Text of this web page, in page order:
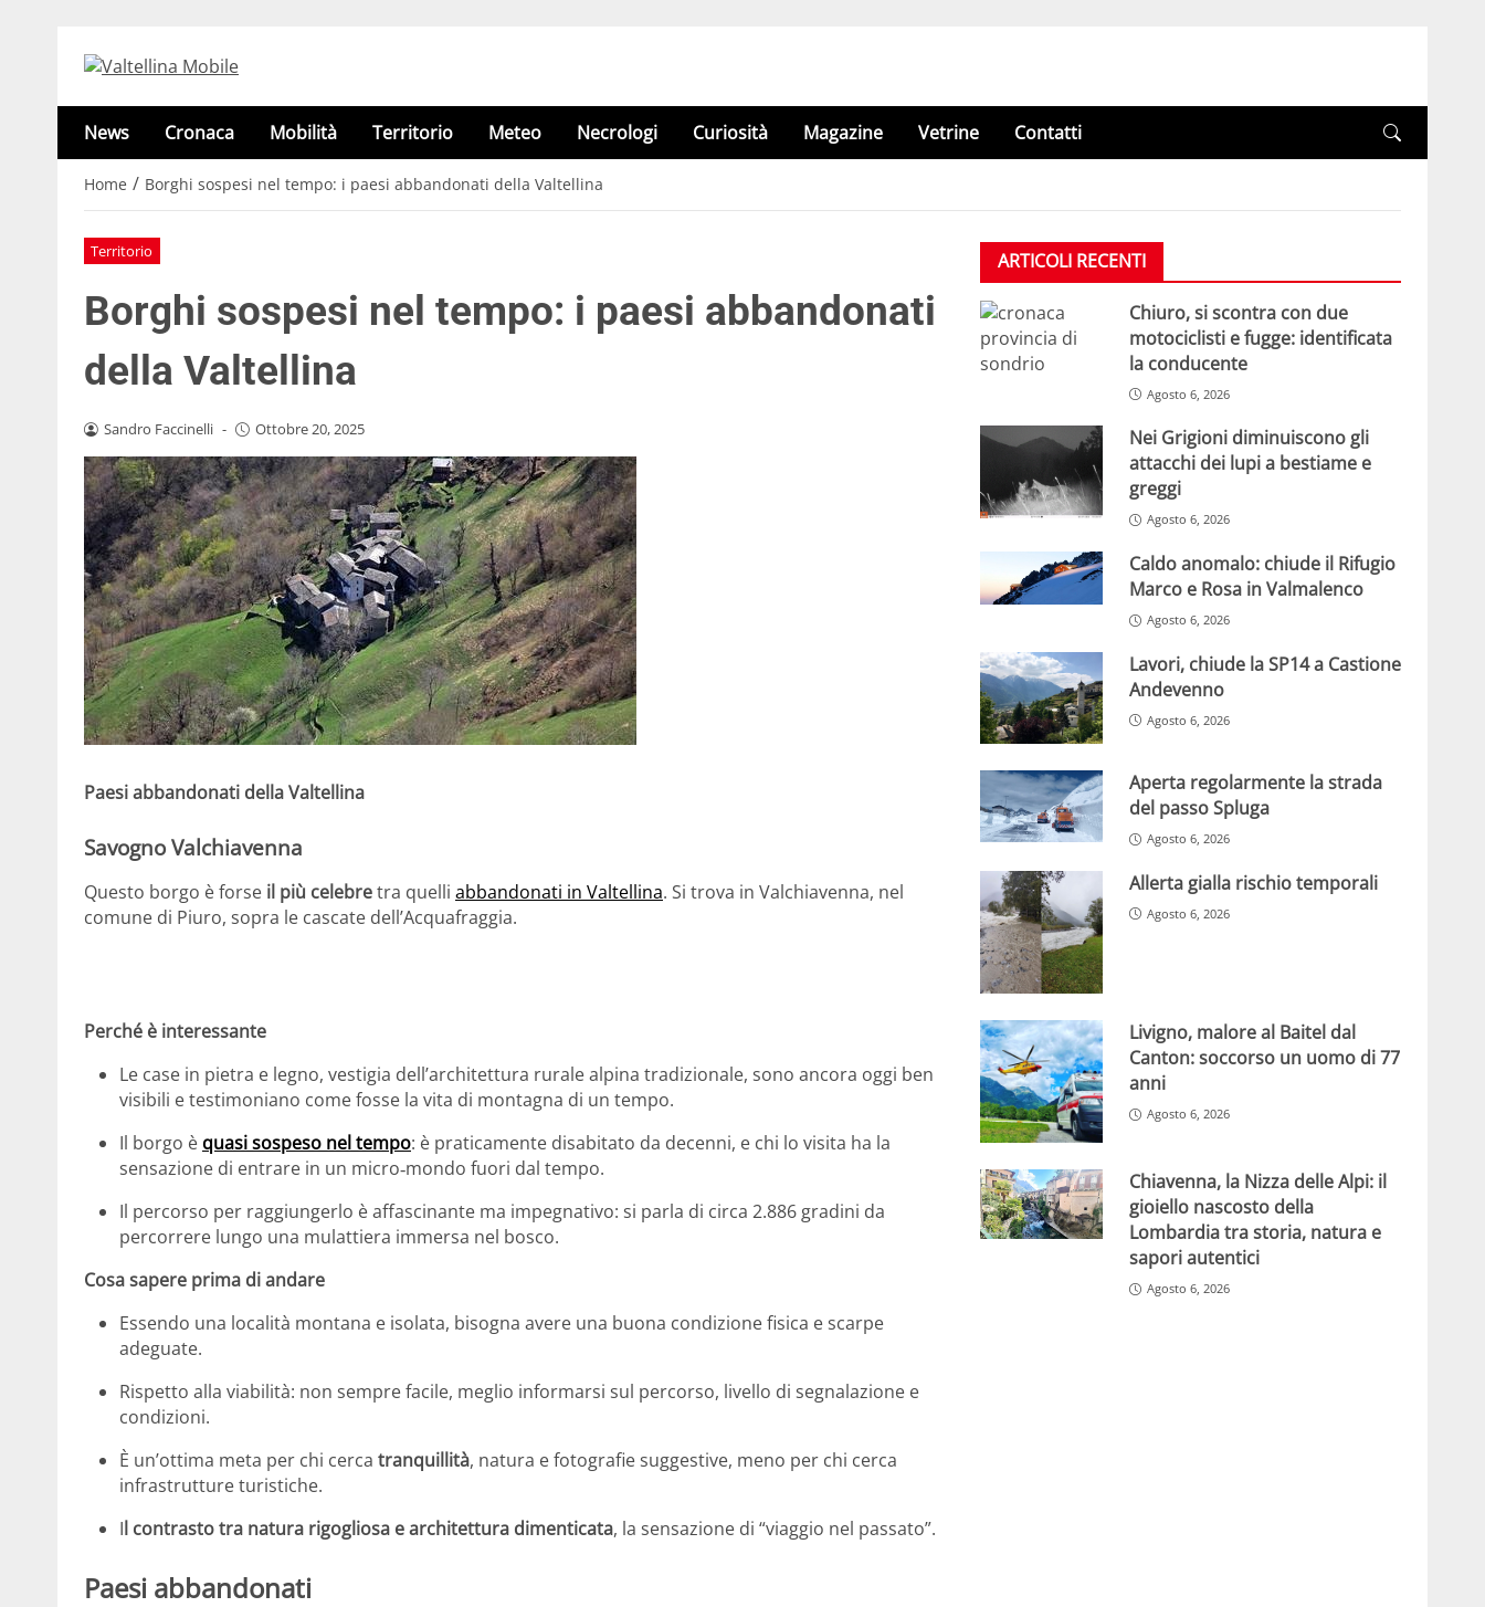
News Cronaca Mobilità Territorio Meteo Necrologi Curiosità Magazine Vetrine Contatti
Home / Borghi sospesi nel tempo: i paesi abbandonati della Valtellina
Territorio
Borghi sospesi nel tempo: i paesi abbandonati
della Valtellina
Sandro Faccinelli - Ottobre 20, 2025
Paesi abbandonati della Valtellina
Savogno Valchiavenna
Questo borgo è forse il più celebretra quelli abbandonati in Valtellina. Si trova in Valchiavenna, nel
comune di Piuro, sopra le cascate dell’Acquafraggia.
Perché è interessante
Le case in pietra e legno, vestigia dell’architettura rurale alpina tradizionale, sono ancora oggi ben
visibili e testimoniano come fosse la vita di montagna di un tempo.
Il borgo è quasi sospeso nel tempo: è praticamente disabitato da decenni, e chi lo visita ha la
sensazione di entrare in un micro‑mondo fuori dal tempo.
Il percorso per raggiungerlo è affascinante ma impegnativo: si parla di circa 2.886 gradini da
percorrere lungo una mulattiera immersa nel bosco.
Cosa sapere prima di andare
Essendo una località montana e isolata, bisogna avere una buona condizione fisica e scarpe
adeguate.
Rispetto alla viabilità: non sempre facile, meglio informarsi sul percorso, livello di segnalazione e
condizioni.
È un’ottima meta per chi cerca tranquillità, natura e fotografie suggestive, meno per chi cerca
infrastrutture turistiche.
Il contrasto tra natura rigogliosa e architettura dimenticata, la sensazione di “viaggio nel passato”.
Paesi abbandonati
ARTICOLI RECENTI
Chiuro, si scontra con due
motociclisti e fugge: identificata
la conducente
Agosto 6, 2026
Nei Grigioni diminuiscono gli
attacchi dei lupi a bestiame e
greggi
Agosto 6, 2026
Caldo anomalo: chiude il Rifugio
Marco e Rosa in Valmalenco
Agosto 6, 2026
Lavori, chiude la SP14 a Castione
Andevenno
Agosto 6, 2026
Aperta regolarmente la strada
del passo Spluga
Agosto 6, 2026
Allerta gialla rischio temporali
Agosto 6, 2026
Livigno, malore al Baitel dal
Canton: soccorso un uomo di 77
anni
Agosto 6, 2026
Chiavenna, la Nizza delle Alpi: il
gioiello nascosto della
Lombardia tra storia, natura e
sapori autentici
Agosto 6, 2026